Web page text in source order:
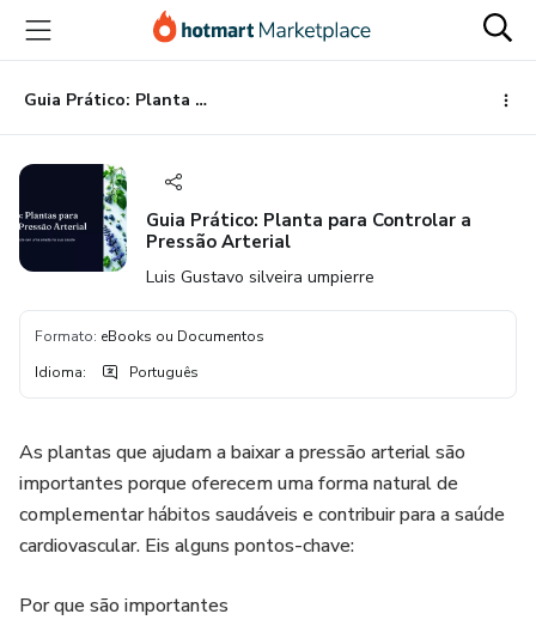
para
conteúdo
principal
para
pagamento
para
rodapé
Guia Prático: Planta para Controlar a Pressão Arterial
Guia Prático: Planta para Controlar a
Pressão Arterial
Luis Gustavo silveira umpierre
Formato: eBooks ou Documentos
Idioma: Português
As plantas que ajudam a baixar a pressão arterial são
importantes porque oferecem uma forma natural de
complementar hábitos saudáveis e contribuir para a saúde
cardiovascular. Eis alguns pontos-chave:
Por que são importantes